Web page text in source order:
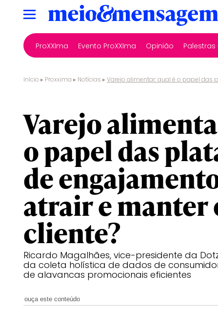
ProXXIma Evento ProXXIma Opinião
Início ▸ Proxxima ▸ Notícias ▸Varejo alimentar: qual é o papel das
Varejo
o papel das
de
atrair e manter
cliente?
Ricardo Magalhães, vice-presidente da
da coleta holística de dados de
de alavancas promocionais eficientes
ouça este conteúdo